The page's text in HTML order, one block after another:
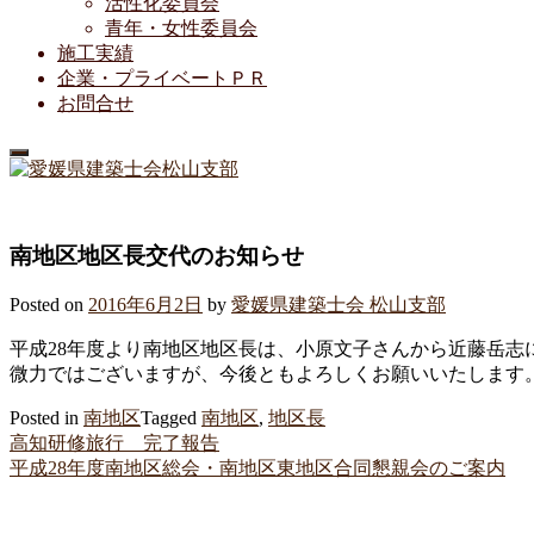
青年・女性委員会
施工実績
企業・プライベートＰＲ
お問合せ
南地区地区長交代のお知らせ
Posted on 2016年6月2日 by 愛媛県建築士会 松山支部
平成28年度より南地区地区長は、小原文子さんから近藤岳志
微力ではございますが、今後ともよろしくお願いいたします。
Posted in 南地区Tagged 南地区, 地区長
Post
navigation
高知研修旅行 完了報告
平成28年度南地区総会・南地区東地区合同懇親会のご案内